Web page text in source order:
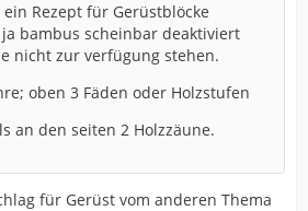
Rezept für Gerüstblöcke
bambus scheinbar deaktiviert
nicht zur verfügung stehen.
oben 3 Fäden oder Holzstufen
an den seiten 2 Holzzäune.
für Gerüst vom anderen Thema